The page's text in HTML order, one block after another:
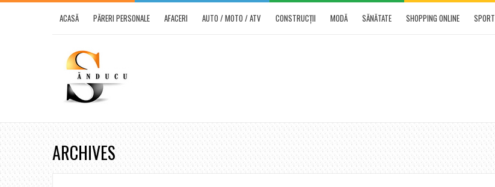
ACASĂ PĂRERI PERSONALE AFACERI AUTO / MOTO / ATV CONSTRUCŢII MODĂ SĂNĂTATE SHOPPING ONLINE SPORT
ARCHIVES